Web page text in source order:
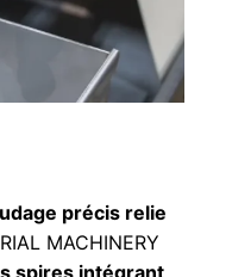
précis relie
MACHINERY
spires intégrant